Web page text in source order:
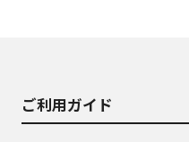
ご利用ガイド